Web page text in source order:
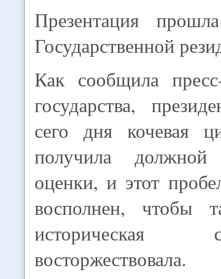
Презентация
Государственной
Как сообщила
государства,
сего дня кочевая
получила должной
оценки, и этот
восполнен, чтобы
историческая
восторжествовала.